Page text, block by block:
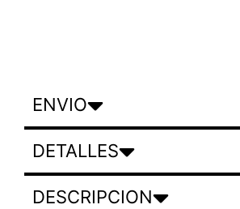
ENVIO
DETALLES
DESCRIPCION